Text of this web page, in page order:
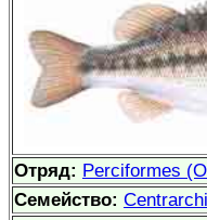
Отряд: Perciformes
Семейство: